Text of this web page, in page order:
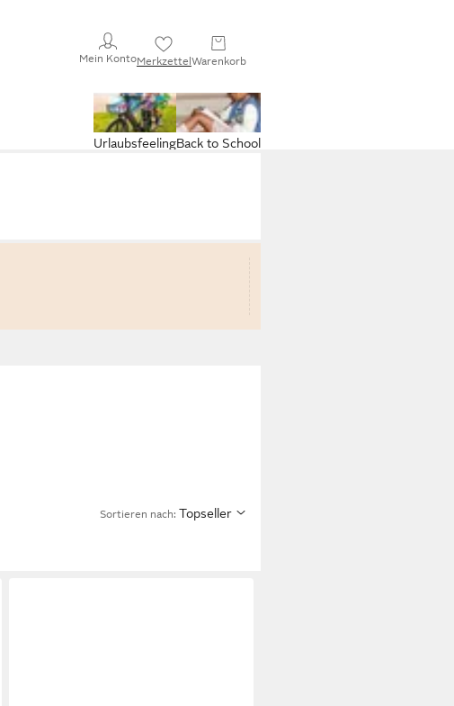
Mein KontoMerkzettelWarenkorb
Back to School
Urlaubsfeeling
Sortieren nach: Topseller